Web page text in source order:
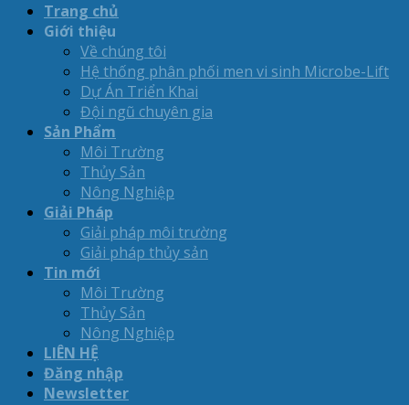
Trang chủ
Giới thiệu
Về chúng tôi
Hệ thống phân phối men vi sinh Microbe-Lift
Dự Án Triển Khai
Đội ngũ chuyên gia
Sản Phẩm
Môi Trường
Thủy Sản
Nông Nghiệp
Giải Pháp
Giải pháp môi trường
Giải pháp thủy sản
Tin mới
Môi Trường
Thủy Sản
Nông Nghiệp
LIÊN HỆ
Đăng nhập
Newsletter